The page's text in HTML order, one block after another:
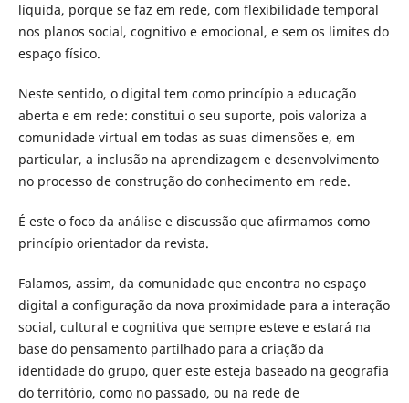
líquida, porque se faz em rede, com flexibilidade temporal
nos planos social, cognitivo e emocional, e sem os limites do
espaço físico.
Neste sentido, o digital tem como princípio a educação
aberta e em rede: constitui o seu suporte, pois valoriza a
comunidade virtual em todas as suas dimensões e, em
particular, a inclusão na aprendizagem e desenvolvimento
no processo de construção do conhecimento em rede.
É este o foco da análise e discussão que afirmamos como
princípio orientador da revista.
Falamos, assim, da comunidade que encontra no espaço
digital a configuração da nova proximidade para a interação
social, cultural e cognitiva que sempre esteve e estará na
base do pensamento partilhado para a criação da
identidade do grupo, quer este esteja baseado na geografia
do território, como no passado, ou na rede de